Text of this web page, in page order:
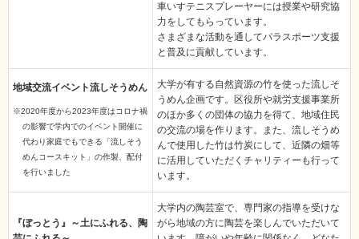
車いすテニスプレーヤーには授業や研究協
力をしてもらっています。
さまざまな活動を通してパラスポーツ支援
と普及に貢献しています。
地域交流イベント流しそうめん
※2020年度から2023年度はコロナ禍
の影響で学内でのイベント開催に
代わり家庭でもできる「流しそう
めんコースキット」の作製、配付
を行いました
大学が有する自然資源の竹を使った流しそ
うめん企画です。区役所や就労支援事業所
のほか多くの団体の協力を得て、地域住民
の交流の場を作ります。また、流しそうめ
んで使用した竹は竹炭にして、近隣の畑等
に活用していただくチャリティーも行って
います。
『ぼっとう』～土にふれる、陶
大学内の陶芸室で、専門家の指導を受けな
がら地域の方に陶芸を楽しんでいただいて